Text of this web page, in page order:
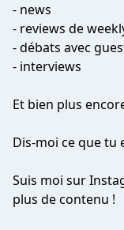
- news
- reviews de
- débats avec
- interviews
Et bien plus
Dis-moi ce que tu
Suis moi sur
plus de contenu !